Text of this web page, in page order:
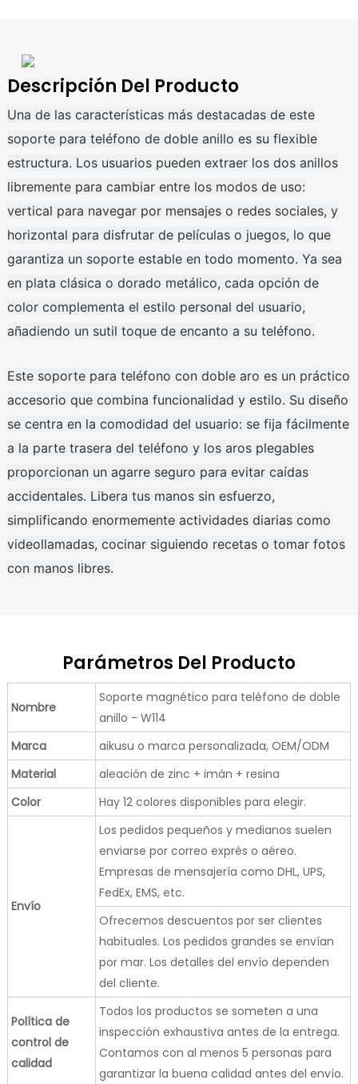
Descripción Del Producto
Una de las características más destacadas de este
soporte para teléfono de doble anillo es su flexible
estructura. Los usuarios pueden extraer los dos anillos
libremente para cambiar entre los modos de uso:
vertical para navegar por mensajes o redes sociales, y
horizontal para disfrutar de películas o juegos, lo que
garantiza un soporte estable en todo momento. Ya sea
en plata clásica o dorado metálico, cada opción de
color complementa el estilo personal del usuario,
añadiendo un sutil toque de encanto a su teléfono.
Este soporte para teléfono con doble aro es un práctico
accesorio que combina funcionalidad y estilo. Su diseño
se centra en la comodidad del usuario: se fija fácilmente
a la parte trasera del teléfono y los aros plegables
proporcionan un agarre seguro para evitar caídas
accidentales. Libera tus manos sin esfuerzo,
simplificando enormemente actividades diarias como
videollamadas, cocinar siguiendo recetas o tomar fotos
con manos libres.
Parámetros Del Producto
Nombre
Soporte magnético para teléfono de doble
anillo - W114
Marca
aikusu o marca personalizada, OEM/ODM
Material
aleación de zinc + imán + resina
Color
Hay 12 colores disponibles para elegir.
Envío
Los pedidos pequeños y medianos suelen
enviarse por correo exprés o aéreo.
Empresas de mensajería como DHL, UPS,
FedEx, EMS, etc.
Ofrecemos descuentos por ser clientes
habituales. Los pedidos grandes se envían
por mar. Los detalles del envío dependen
del cliente.
Política de
control de
calidad
Todos los productos se someten a una
inspección exhaustiva antes de la entrega.
Contamos con al menos 5 personas para
garantizar la buena calidad antes del envío.